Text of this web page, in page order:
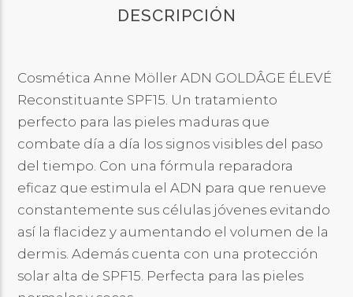
DESCRIPCIÓN
Cosmética Anne Möller ADN GOLDÂGE ÉLEVÉ
Reconstituante SPF15. Un tratamiento
perfecto para las pieles maduras que
combate día a día los signos visibles del paso
del tiempo. Con una fórmula reparadora
eficaz que estimula el ADN para que renueve
constantemente sus células jóvenes evitando
así la flacidez y aumentando el volumen de la
dermis. Además cuenta con una protección
solar alta de SPF15. Perfecta para las pieles